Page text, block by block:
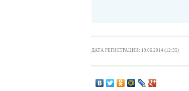
ДАТА РЕГИСТРАЦИИ: 19.06.2014 (12:35)